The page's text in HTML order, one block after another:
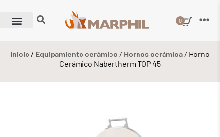
0
Inicio / Equipamiento cerámico / Hornos cerámica / Horno
Cerámico Nabertherm TOP 45